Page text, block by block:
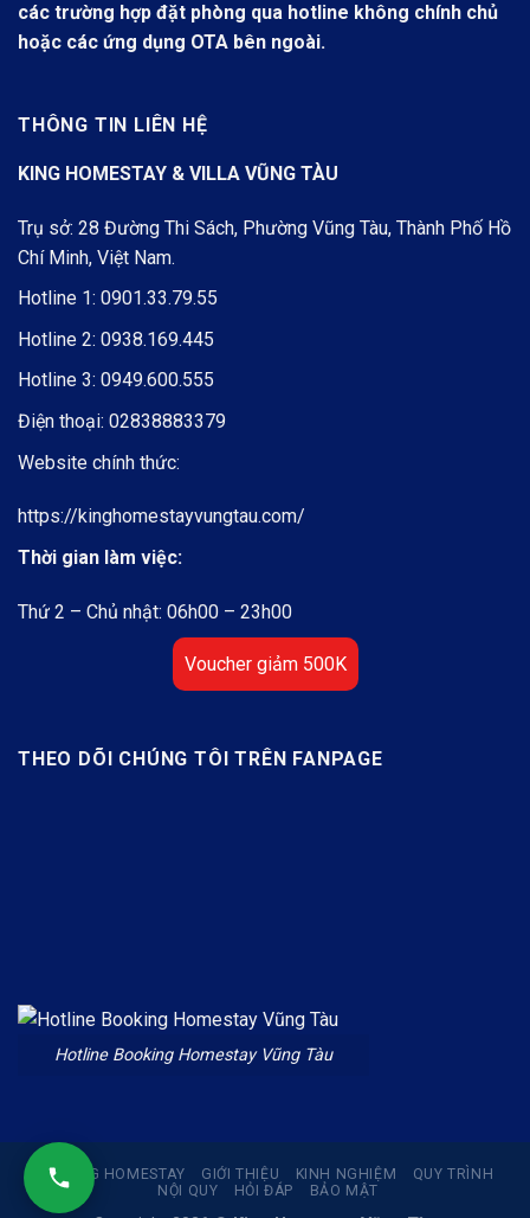
các trường hợp đặt phòng qua hotline không chính chủ
hoặc các ứng dụng OTA bên ngoài.
THÔNG TIN LIÊN HỆ
KING HOMESTAY & VILLA VŨNG TÀU
Trụ sở: 28 Đường Thi Sách, Phường Vũng Tàu, Thành Phố Hồ
Chí Minh, Việt Nam.
Hotline 1: 0901.33.79.55
Hotline 2: 0938.169.445
Hotline 3: 0949.600.555
Điện thoại: 02838883379
Website chính thức:
https://kinghomestayvungtau.com/
Thời gian làm việc:
Thứ 2 – Chủ nhật: 06h00 – 23h00
Voucher giảm 500K
THEO DÕI CHÚNG TÔI TRÊN FANPAGE
Hotline Booking Homestay Vũng Tàu
BOOKING HOMESTAY GIỚI THIỆU KINH NGHIỆM
QUY TRÌNH
NỘI QUY
HỎI ĐÁP BẢO MẬT